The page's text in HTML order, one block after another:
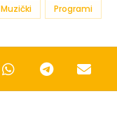
Muzički Programi